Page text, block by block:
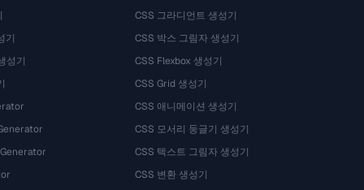
기
성기
CSS 그라디언트 생성기
CSS 박스 그림자 생성기
CSS Flexbox 생성기
CSS Grid 생성기
CSS 애니메이션 생성기
CSS 모서리 둥글기 생성기
CSS 텍스트 그림자 생성기
CSS 변환 생성기